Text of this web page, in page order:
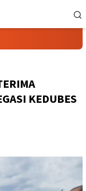
KEDUBES